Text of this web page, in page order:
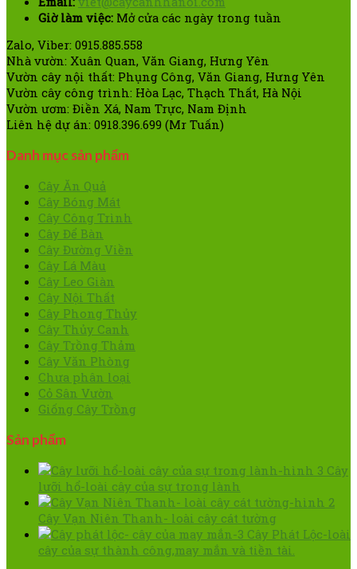
Giờ làm việc: Mở cửa các ngày trong tuần
Zalo, Viber: 0915.885.558
Nhà vườn: Xuân Quan, Văn Giang, Hưng Yên
Vườn cây nội thất: Phụng Công, Văn Giang, Hưng Yên
Vườn cây công trình: Hòa Lạc, Thạch Thất, Hà Nội
Vườn ươm: Điền Xá, Nam Trực, Nam Định
Liên hệ dự án: 0918.396.699 (Mr Tuấn)
Danh mục sản phẩm
Cây Ăn Quả
Cây Bóng Mát
Cây Công Trình
Cây Để Bàn
Cây Đường Viền
Cây Lá Màu
Cây Leo Giàn
Cây Nội Thất
Cây Phong Thủy
Cây Thủy Canh
Cây Trồng Thảm
Cây Văn Phòng
Chưa phân loại
Cỏ Sân Vườn
Giống Cây Trồng
Sản phẩm
Cây
lưỡi hổ-loài cây của sự trong lành
Cây Vạn Niên Thanh- loài cây cát tường
Cây Phát Lộc-loài
cây của sự thành công,may mắn và tiền tài.